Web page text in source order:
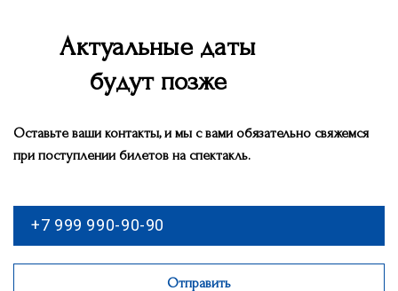
Актуальные даты
будут позже
Оставьте ваши контакты, и мы c вами обязательно свяжемся
при поступлении билетов на спектакль.
Отправить